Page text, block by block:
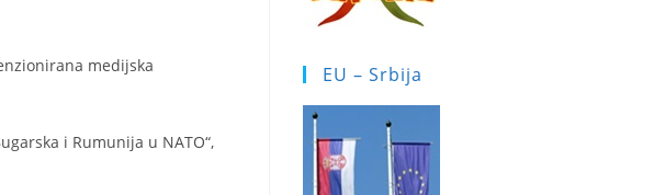
medijska
i Rumunija u NATO“,
EU – Srbija